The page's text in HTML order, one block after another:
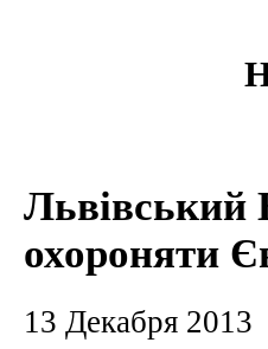
Львівський
охороняти
13 Декабря 2013